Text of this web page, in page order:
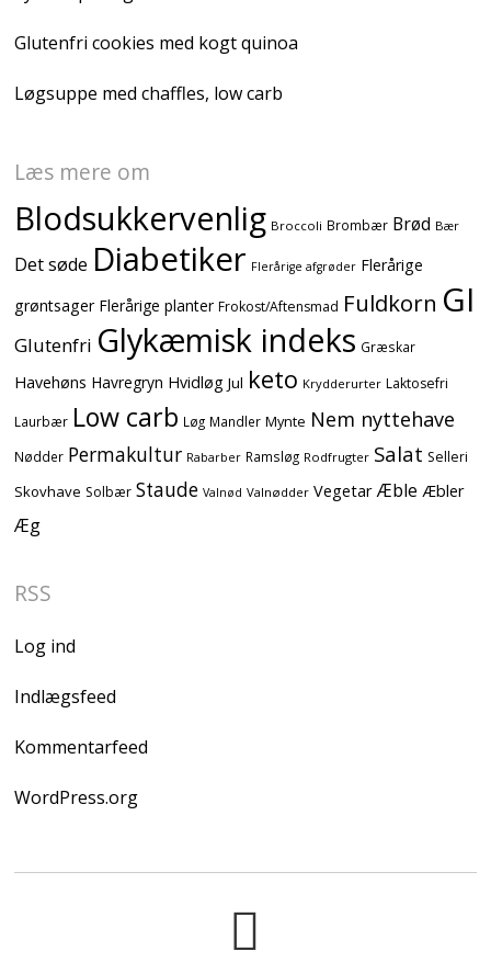
Glutenfri cookies med kogt quinoa
Løgsuppe med chaffles, low carb
Læs mere om
Blodsukkervenlig Broccoli Brombær Brød Bær
Det søde Diabetiker Flerårige afgrøder Flerårige
grøntsager Flerårige planter Frokost/Aftensmad Fuldkorn GI
Glutenfri Glykæmisk indeks Græskar
Havehøns Havregryn Hvidløg Jul keto Krydderurter Laktosefri
Laurbær Low carb Løg Mandler Mynte Nem nyttehave
Nødder Permakultur Rabarber Ramsløg Rodfrugter Salat Selleri
Skovhave Solbær Staude Valnød Valnødder Vegetar Æble Æbler
Æg
RSS
Log ind
Indlægsfeed
Kommentarfeed
WordPress.org